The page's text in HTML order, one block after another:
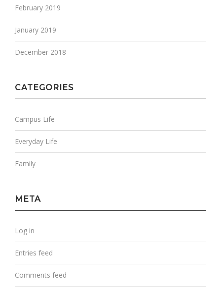
February 2019
January 2019
December 2018
CATEGORIES
Campus Life
Everyday Life
Family
META
Log in
Entries feed
Comments feed